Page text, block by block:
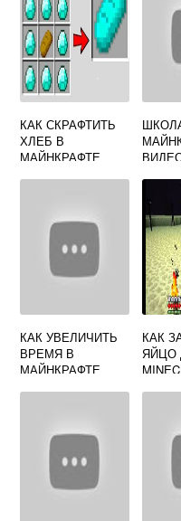
КАК СКРАФТИТЬ
ХЛЕБ В
МАЙНКРАФТЕ
КАК УВЕЛИЧИТЬ
ВРЕМЯ В
МАЙНКРАФТЕ
КАК
ЯЙЦО